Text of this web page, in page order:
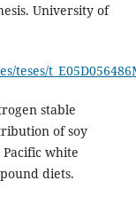
University of
teses/
stable
of soy
white
diets.